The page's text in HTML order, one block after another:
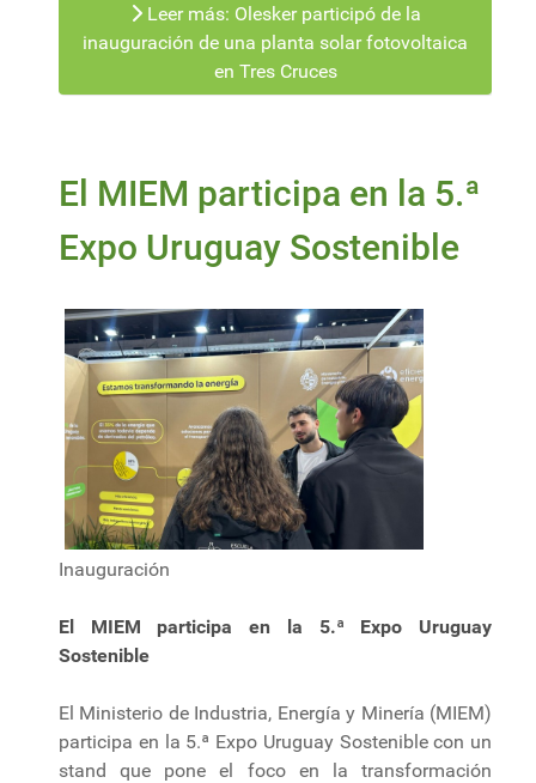
Leer más: Olesker participó de la
inauguración de una planta solar fotovoltaica
en Tres Cruces
El MIEM participa en la 5.ª
Expo Uruguay Sostenible
Inauguración
El MIEM participa en la 5.ª Expo Uruguay
Sostenible
El Ministerio de Industria, Energía y Minería (MIEM)
participa en la 5.ª Expo Uruguay Sostenible con un
stand que pone el foco en la transformación